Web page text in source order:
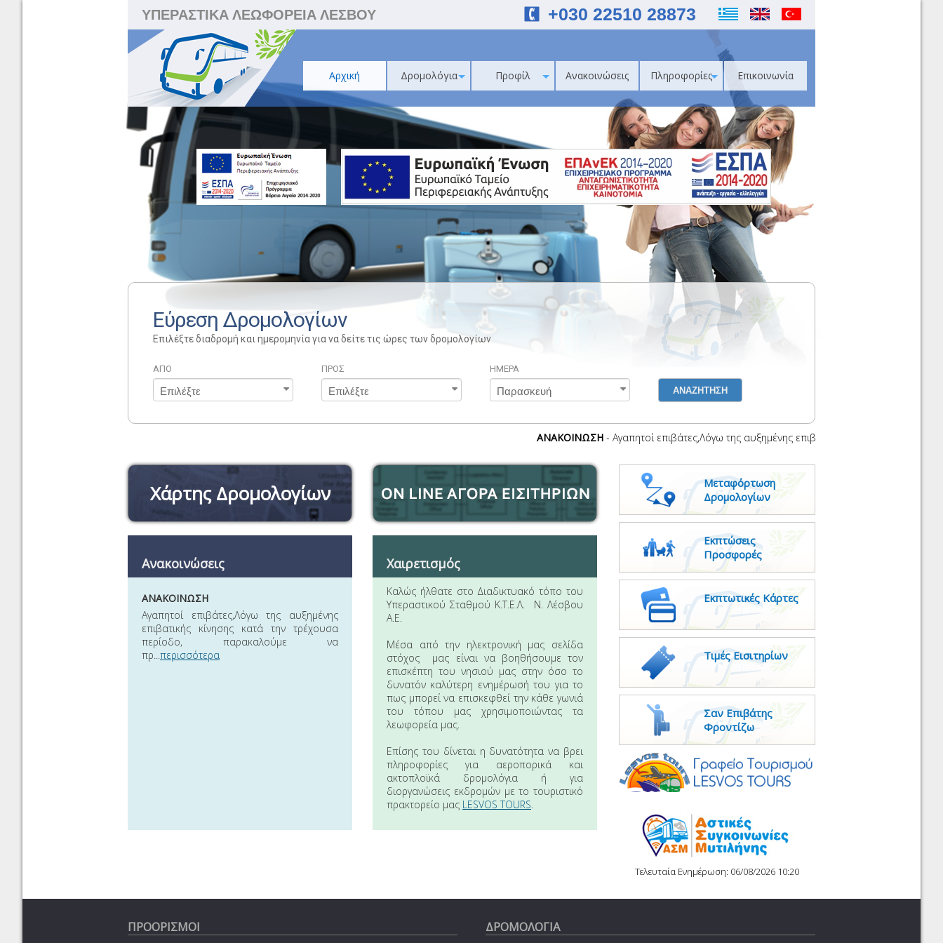
ΥΠΕΡΑΣΤΙΚΑ ΛΕΩΦΟΡΕΙΑ ΛΕΣΒΟΥ +030 22510 28873
Αρχική Δρομολόγια Προφίλ Ανακοινώσεις Πληροφορίες Επικοινωνία
Εύρεση Δρομολογίων
Επιλέξτε διαδρομή και ημερομηνία για να δείτε τις ώρες των δρομολογίων
ΑΠΟ ΠΡΟΣ ΗΜΕΡΑ
ΑΝΑΚΟΙΝΩΣΗ- Αγαπητοί επιβάτες,Λόγω της αυξημένης επιβατικής κίνησης κατά την
Χάρτης Δρομολογίων
Ανακοινώσεις
ΑΝΑΚΟΙΝΩΣΗ
Αγαπητοί επιβάτες,Λόγω της αυξημένης
επιβατικής κίνησης κατά την τρέχουσα
περίοδο, παρακαλούμε να
πρ...περισσότερα
Χαιρετισμός
Καλώς ήλθατε στο Διαδικτυακό τόπο του
Υπεραστικού Σταθμού Κ.Τ.Ε.Λ. Ν. Λέσβου
Α.Ε.
Μέσα από την ηλεκτρονική μας σελίδα
στόχος μας είναι να βοηθήσουμε τον
επισκέπτη του νησιού μας στην όσο το
δυνατόν καλύτερη ενημέρωσή του για το
πως μπορεί να επισκεφθεί την κάθε γωνιά
του τόπου μας χρησιμοποιώντας τα
λεωφορεία μας.
Επίσης του δίνεται η δυνατότητα να βρει
πληροφορίες για αεροπορικά και
ακτοπλοϊκά δρομολόγια ή για
διοργανώσεις εκδρομών με το τουριστικό
πρακτορείο μας LESVOS TOURS.
Μεταφόρτωση
Δρομολογίων
Εκπτώσεις
Προσφορές
Εκπτωτικές Κάρτες
Τιμές Εισιτηρίων
Σαν Επιβάτης
Φροντίζω
Τελευταία Ενημέρωση: 06/08/2026 10:20
ΠΡΟΟΡΙΣΜΟΙ ΔΡΟΜΟΛΟΓΙΑ